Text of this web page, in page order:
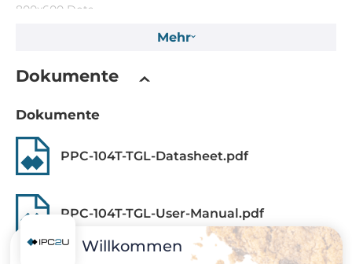
800x600 Dots
Touch Screen
Touch Screen Art
resistiv
CPU
CPU Generation/Familie
Mehr
Dokumente
Dokumente
PPC-104T-TGL-Datasheet.pdf
PPC-104T-TGL-User-Manual.pdf
Willkommen